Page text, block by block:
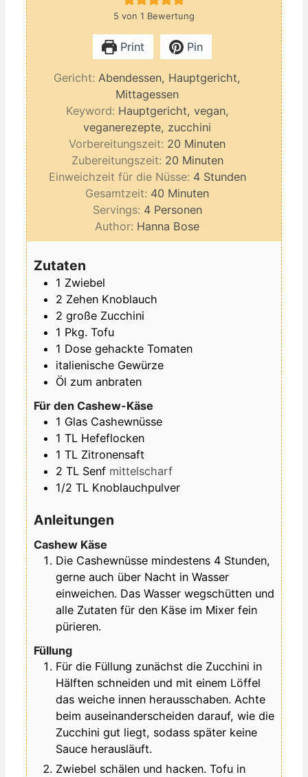
5 von 1 Bewertung
Print Pin
Gericht: Abendessen, Hauptgericht,
Mittagessen
Keyword: Hauptgericht, vegan,
veganerezepte, zucchini
Vorbereitungszeit: 20 Minuten
Minuten
Zubereitungszeit: 20Minuten
Minuten
Einweichzeit für die Nüsse: 4Stunden
Stunden
Gesamtzeit: 40 Minuten
Minuten
Servings: 4 Personen
Author: Hanna Bose
Zutaten
1 Zwiebel
2 Zehen Knoblauch
2 große Zucchini
1 Pkg. Tofu
1 Dose gehackte Tomaten
italienische Gewürze
Öl zum anbraten
Für den Cashew-Käse
1 Glas Cashewnüsse
1 TL Hefeflocken
1 TL Zitronensaft
2 TL Senf mittelscharf
1/2 TL Knoblauchpulver
Anleitungen
Cashew Käse
Die Cashewnüsse mindestens 4 Stunden,
gerne auch über Nacht in Wasser
einweichen. Das Wasser wegschütten und
alle Zutaten für den Käse im Mixer fein
pürieren.
Füllung
Für die Füllung zunächst die Zucchini in
Hälften schneiden und mit einem Löffel
das weiche innen herausschaben. Achte
beim auseinanderscheiden darauf, wie die
Zucchini gut liegt, sodass später keine
Sauce herausläuft.
Zwiebel schälen und hacken. Tofu in